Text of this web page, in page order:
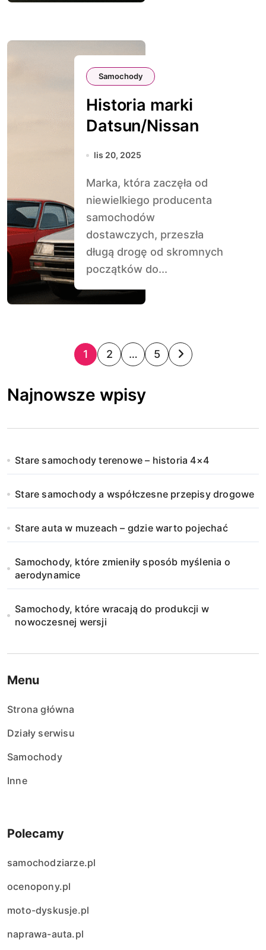
Samochody
Historia marki
Datsun/Nissan
lis 20, 2025
Marka, która zaczęła od
niewielkiego producenta
samochodów
dostawczych, przeszła
długą drogę od skromnych
początków do...
S
r
o
n
i
c
o
w
a
i
i
s
1 2 … 5
Najnowsze wpisy
Stare samochody terenowe – historia 4×4
Stare samochody a współczesne przepisy drogowe
Stare auta w muzeach – gdzie warto pojechać
Samochody, które zmieniły sposób myślenia o
aerodynamice
Samochody, które wracają do produkcji w
nowoczesnej wersji
Menu
Strona główna
Działy serwisu
Samochody
Inne
Polecamy
samochodziarze.pl
ocenopony.pl
moto-dyskusje.pl
naprawa-auta.pl